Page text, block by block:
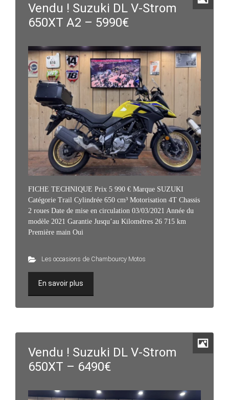
Vendu ! Suzuki DL V-Strom
650XT A2 – 5990€
FICHE TECHNIQUE Prix 5 990 € Marque SUZUKI
Catégorie Trail Cylindrée 650 cm³ Motorisation 4T Chassis
2 roues Date de mise en circulation 03/03/2021 Année du
modèle 2021 Garantie Jusqu’au Kilomètres 26 715 km
Première main Oui
Les occasions de Chambourcy Motos
En savoir plus
Vendu ! Suzuki DL V-Strom
650XT – 6490€